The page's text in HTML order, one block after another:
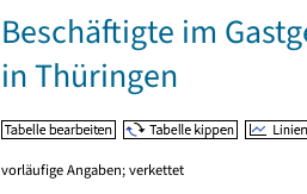
Beschäftigte im
in Thüringen
vorläufige Angaben; verkettet